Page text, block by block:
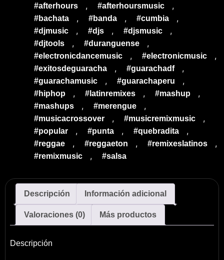
#afterhours , #afterhoursmusic ,
#bachata , #banda , #cumbia ,
#djmusic , #djs , #djsmusic ,
#djtools , #duranguense ,
#electronicdancemusic , #electronicmusic ,
#exitosdeguaracha , #guarachadf ,
#guarachamusic , #guarachaperu ,
#hiphop , #latinremixes , #mashup ,
#mashups , #merengue ,
#musicacrossover , #musicremixmusic ,
#popular , #punta , #quebradita ,
#reggae , #reggaeton , #remixeslatinos ,
#remixmusic , #salsa
Descripción Información adicional
Valoraciones (0) Más productos
Descripción